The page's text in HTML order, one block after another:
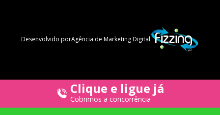
Clique e ligue já
Cobrimos a concorrência
Desenvolvido porAgência de Marketing Digital